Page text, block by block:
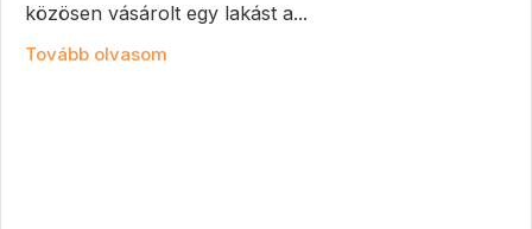
közösen vásárolt egy lakást a...
Tovább olvasom